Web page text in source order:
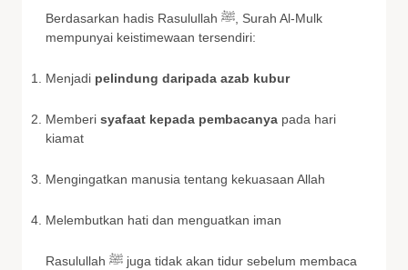
Berdasarkan hadis Rasulullah ﷺ, Surah Al-Mulk
mempunyai keistimewaan tersendiri:
Menjadi pelindung daripada azab kubur
Memberi syafaat kepada pembacanya pada hari
kiamat
Mengingatkan manusia tentang kekuasaan Allah
Melembutkan hati dan menguatkan iman
Rasulullah ﷺ juga tidak akan tidur sebelum membaca